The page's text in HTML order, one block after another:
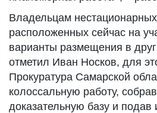
Владельцам
расположенных сейчас на
варианты размещения в
отметил Иван Носков, для
Прокуратура Самарской
колоссальную работу,
доказательную базу и подав